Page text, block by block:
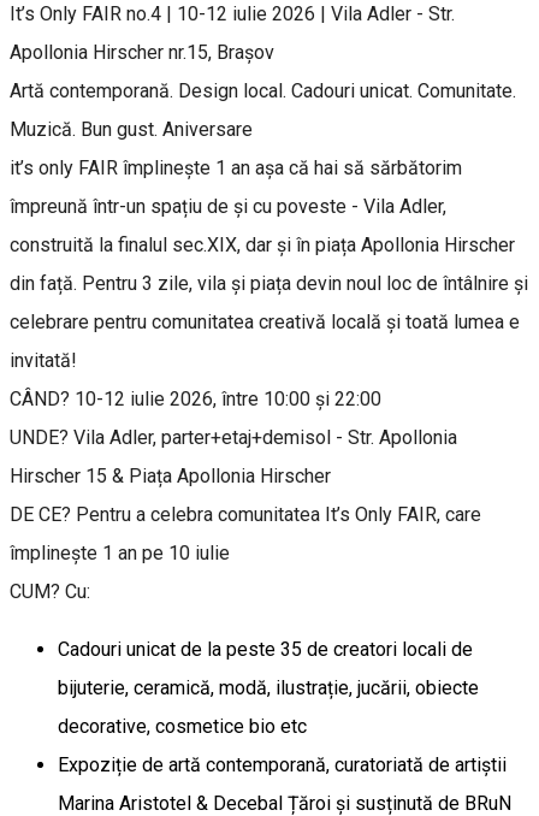
It’s Only FAIR no.4 | 10-12 iulie 2026 | Vila Adler - Str.
Apollonia Hirscher nr.15, Brașov
Artă contemporană. Design local. Cadouri unicat. Comunitate.
Muzică. Bun gust. Aniversare
it’s only FAIR împlinește 1 an așa că hai să sărbătorim
împreună într-un spațiu de și cu poveste - Vila Adler,
construită la finalul sec.XIX, dar și în piața Apollonia Hirscher
din față. Pentru 3 zile, vila și piața devin noul loc de întâlnire și
celebrare pentru comunitatea creativă locală și toată lumea e
invitată!
CÂND? 10-12 iulie 2026, între 10:00 și 22:00
UNDE? Vila Adler, parter+etaj+demisol - Str. Apollonia
Hirscher 15 & Piața Apollonia Hirscher
DE CE? Pentru a celebra comunitatea It’s Only FAIR, care
împlinește 1 an pe 10 iulie
CUM? Cu:
Cadouri unicat de la peste 35 de creatori locali de
bijuterie, ceramică, modă, ilustrație, jucării, obiecte
decorative, cosmetice bio etc
Expoziție de artă contemporană, curatoriată de artiștii
Marina Aristotel & Decebal Țăroi și susținută de BRuN